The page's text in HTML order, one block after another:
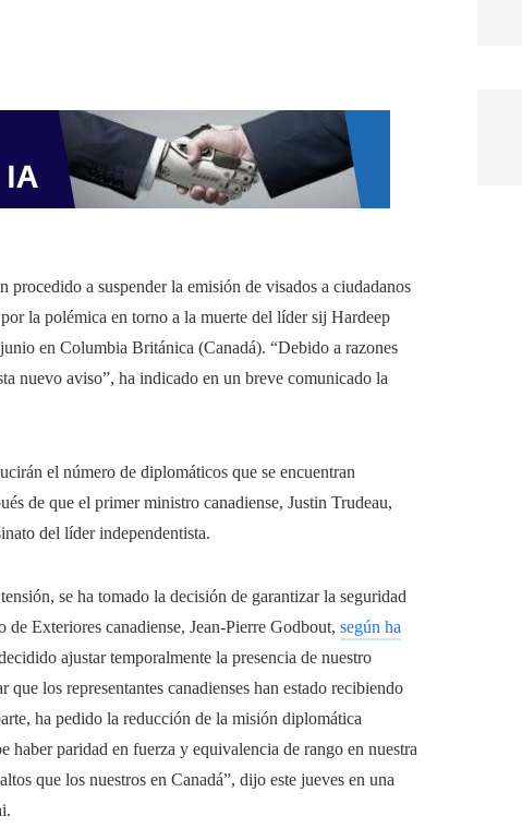
a suspender la emisión de visados a ciudadanos
la polémica en torno a la muerte del líder sij Hardeep
en Columbia Británica (Canadá). “Debido a razones
nuevo aviso”, ha indicado en un breve comunicado la
el número de diplomáticos que se encuentran
de que el primer ministro canadiense, Justin Trudeau,
del líder independentista.
se ha tomado la decisión de garantizar la seguridad
Exteriores canadiense, Jean-Pierre Godbout, según ha
ajustar temporalmente la presencia de nuestro
los representantes canadienses han estado recibiendo
ha pedido la reducción de la misión diplomática
haber paridad en fuerza y equivalencia de rango en nuestra
que los nuestros en Canadá”, dijo este jueves en una